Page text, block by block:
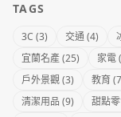
TAGS
3C (3) 交通 (4)
宜蘭名產 (25)
家電
戶外景觀 (3)
教育
清潔用品 (9)
甜點